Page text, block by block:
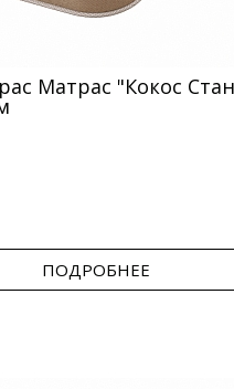
Матрас "Кокос
ПОДРОБНЕЕ